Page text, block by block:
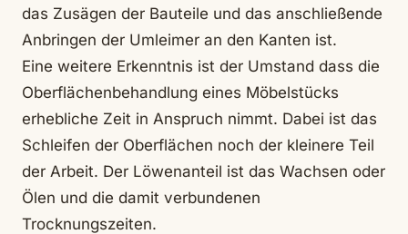
das Zusägen der Bauteile und das anschließende
Anbringen der Umleimer an den Kanten ist.
Eine weitere Erkenntnis ist der Umstand dass die
Oberflächenbehandlung eines Möbelstücks
erhebliche Zeit in Anspruch nimmt. Dabei ist das
Schleifen der Oberflächen noch der kleinere Teil
der Arbeit. Der Löwenanteil ist das Wachsen oder
Ölen und die damit verbundenen
Trocknungszeiten.